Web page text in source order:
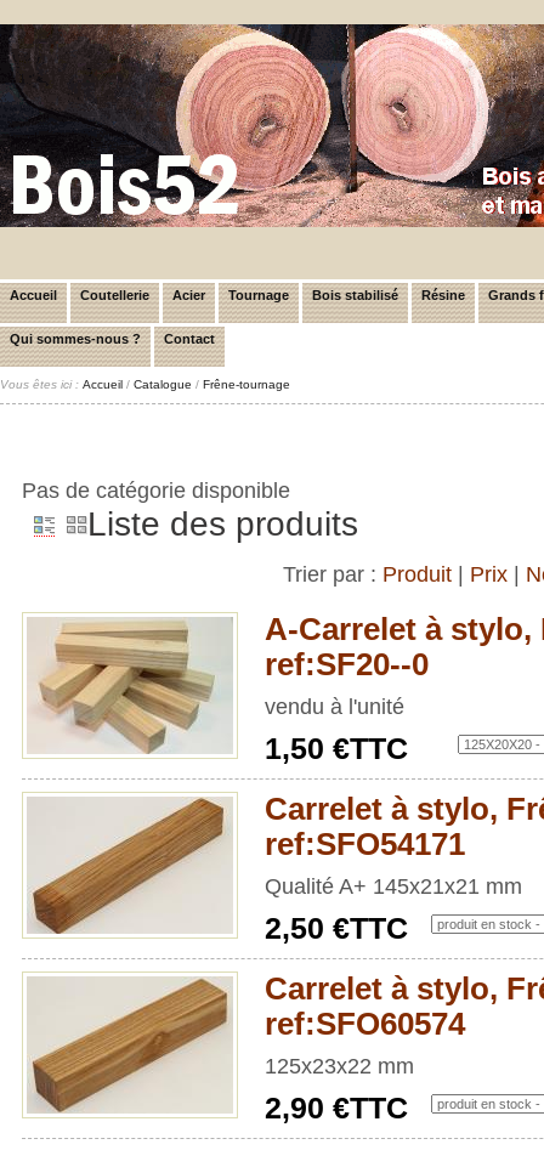
Accueil Coutellerie Acier Tournage Bois stabilisé Résine Grands
Qui sommes-nous ? Contact
Vous êtes ici : Accueil / Catalogue / Frêne-tournage
Pas de catégorie disponible
Liste des produits
Trier par : Produit Prix
A-Carrelet à stylo,
ref:SF20--0
vendu à l'unité
1,50 €TTC
Carrelet à stylo,
ref:SFO54171
Qualité A+ 145x21x21 mm
2,50 €TTC
Carrelet à stylo,
ref:SFO60574
125x23x22 mm
2,90 €TTC